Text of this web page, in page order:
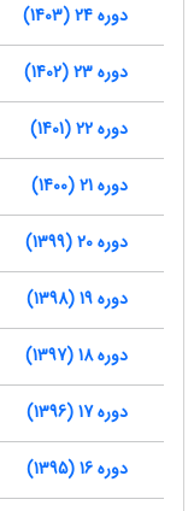
دوره 24 (1403)
دوره 23 (1402)
دوره 22 (1401)
دوره 21 (1400)
دوره 20 (1399)
دوره 19 (1398)
دوره 18 (1397)
دوره 17 (1396)
دوره 16 (1395)